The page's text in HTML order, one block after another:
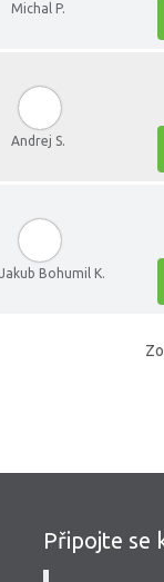
Michal P.
Andrej S.
Jakub Bohumil K.
Připojte se